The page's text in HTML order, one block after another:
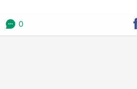
『薬屋のひとりごと』
む 六本木ヒルズ展望台
0